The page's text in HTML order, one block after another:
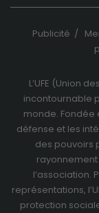
Publicité /
L’UFE (Union
incontournable
monde. Fondée
défense et les
des pouvoirs
l’association.
représentations,
protection